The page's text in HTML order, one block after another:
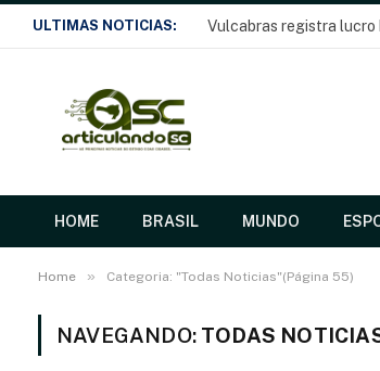
ULTIMAS NOTICIAS: Vulcabras registra lucro
HOME BRASIL MUNDO
Home » Categoria: "Todas Noticias"(Página 55)
NAVEGANDO: TODAS